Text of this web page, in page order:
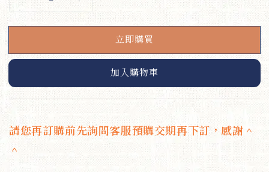
立即購買
加入購物車
請您再訂購前先詢問客服預購交期再下訂，感謝＾
＾